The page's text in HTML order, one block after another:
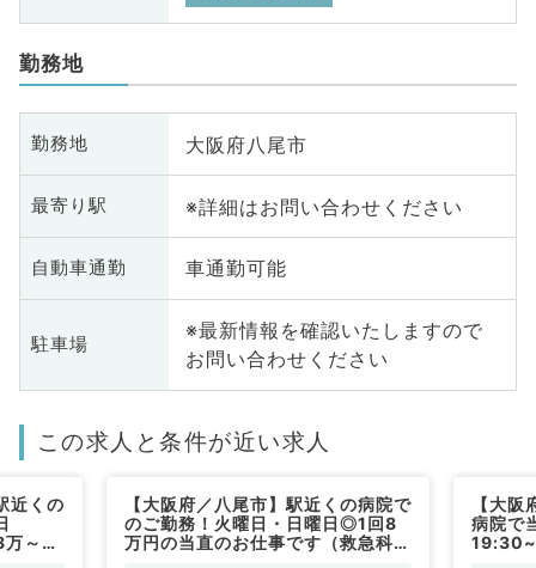
勤務地
勤務地 大阪府八尾市
最寄り駅 ※詳細はお問い合わせください
自動車通勤 車通勤可能
駐車場
※最新情報を確認いたしますので
お問い合わせください
この求人と条件が近い求人
近くの
～10
【大阪府／八尾市】駅近くの病院で
のご勤務！火曜日・日曜日◎1回8
万円の当直のお仕事です（救急科・
【大
病院で